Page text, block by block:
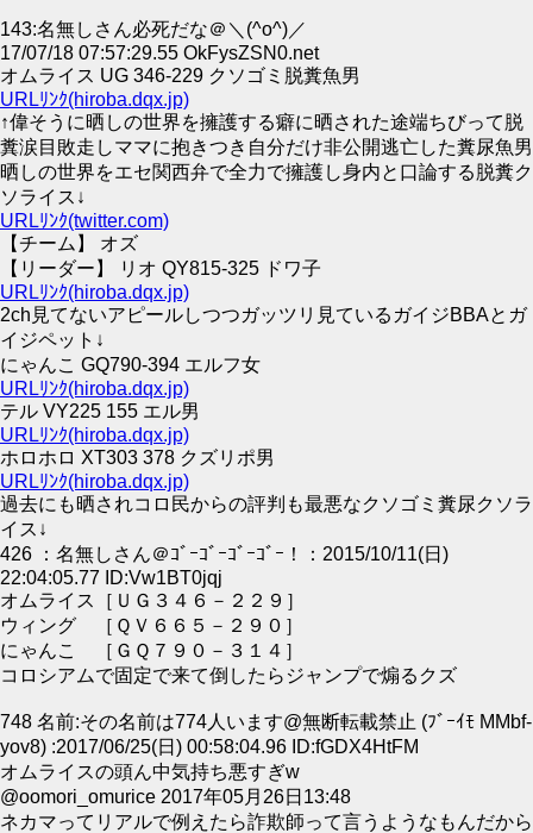
143:名無しさん必死だな＠＼(^o^)／
17/07/18 07:57:29.55 OkFysZSN0.net
オムライス UG 346-229 クソゴミ脱糞魚男
URLﾘﾝｸ(hiroba.dqx.jp)
↑偉そうに晒しの世界を擁護する癖に晒された途端ちびって脱
糞涙目敗走しママに抱きつき自分だけ非公開逃亡した糞尿魚男
晒しの世界をエセ関西弁で全力で擁護し身内と口論する脱糞ク
ソライス↓
URLﾘﾝｸ(twitter.com)
【チーム】 オズ
【リーダー】 リオ QY815-325 ドワ子
URLﾘﾝｸ(hiroba.dqx.jp)
2ch見てないアピールしつつガッツリ見ているガイジBBAとガ
イジペット↓
にゃんこ GQ790-394 エルフ女
URLﾘﾝｸ(hiroba.dqx.jp)
テル VY225 155 エル男
URLﾘﾝｸ(hiroba.dqx.jp)
ホロホロ XT303 378 クズリポ男
URLﾘﾝｸ(hiroba.dqx.jp)
過去にも晒されコロ民からの評判も最悪なクソゴミ糞尿クソラ
イス↓
426 ：名無しさん＠ｺﾞｰｺﾞｰｺﾞｰｺﾞｰ！：2015/10/11(日)
22:04:05.77 ID:Vw1BT0jqj
オムライス［ＵＧ３４６－２２９］
ウィング ［ＱＶ６６５－２９０］
にゃんこ ［ＧＱ７９０－３１４］
コロシアムで固定で来て倒したらジャンプで煽るクズ
748 名前:その名前は774人います@無断転載禁止 (ﾌﾞｰｲﾓ MMbf-
yov8) :2017/06/25(日) 00:58:04.96 ID:fGDX4HtFM
オムライスの頭ん中気持ち悪すぎw
@oomori_omurice 2017年05月26日13:48
ネカマってリアルで例えたら詐欺師って言うようなもんだから